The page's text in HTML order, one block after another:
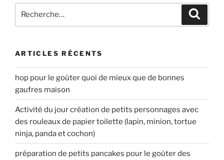
pour
ARTICLES RÉCENTS
hop pour le goûter quoi de mieux que de bonnes
gaufres maison
Activité du jour création de petits personnages avec
des rouleaux de papier toilette (lapin, minion, tortue
ninja, panda et cochon)
préparation de petits pancakes pour le goûter des